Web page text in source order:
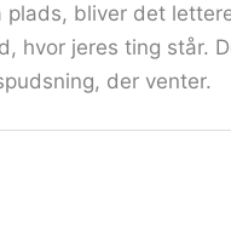
plads, bliver det
hvor jeres ting står.
der venter.